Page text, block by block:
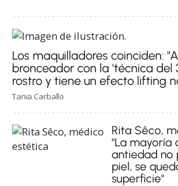
Los maquilladores coinciden:
bronceador con la 'técnica del
rostro y tiene un efecto lifting
Tania Carballo
Rita Sêco,
"La mayoría
antiedad no
piel, se
superficie"